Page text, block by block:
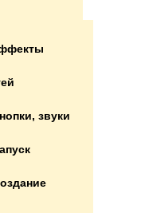
звуки